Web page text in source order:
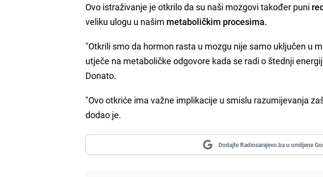
Ovo istraživanje je otkrilo da su naši mozgovi također puni
veliku ulogu u našim metaboličkim procesima.
"Otkrili smo da hormon rasta u mozgu nije samo uključen u
utječe na metaboličke odgovore kada se radi o štednji
Donato.
"Ovo otkriće ima važne implikacije u smislu razumijevanja
dodao je.
Dodajte Radiosarajevo.ba u omiljene